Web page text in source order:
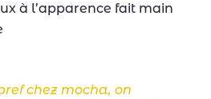
à l’apparence fait main
chez mocha, on